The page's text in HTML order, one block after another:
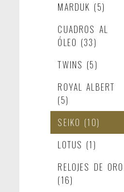
MARDUK (5)
CUADROS AL
ÓLEO (33)
TWINS (5)
ROYAL ALBERT
(5)
SEIKO (10)
LOTUS (1)
RELOJES DE ORO
(16)